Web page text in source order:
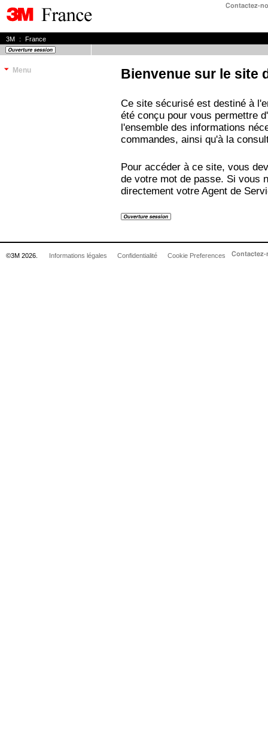
3M : France
Menu Bienvenue sur le site
Ce site sécurisé est destiné à
été conçu pour vous permettre
l'ensemble des informations
commandes, ainsi qu'à la
Pour accéder à ce site, vous
de votre mot de passe. Si vous
directement votre Agent de
©3M 2026. Informations légales Confidentialité Cookie Preferences